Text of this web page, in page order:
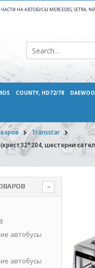
НА АВТОБУСЫ MERCEDES, SETRA,
COUNTY, HD72/78
Transstar
шестерни
автобусы
автобусы